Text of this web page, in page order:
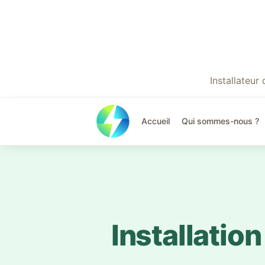
Installateur
Accueil Qui sommes-nous ?